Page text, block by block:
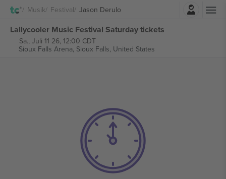
Musik Festival Jason Derulo
Lallycooler Music Festival Saturday tickets
Sa., Juli 11 26, 12:00 CDT
Sioux Falls Arena, Sioux Falls, United States